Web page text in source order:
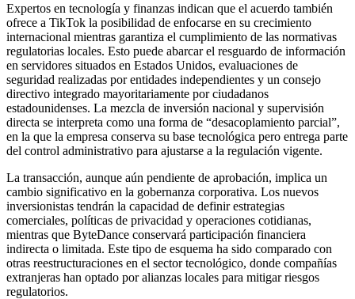
Expertos en tecnología y finanzas indican que el acuerdo también
ofrece a TikTok la posibilidad de enfocarse en su crecimiento
internacional mientras garantiza el cumplimiento de las normativas
regulatorias locales. Esto puede abarcar el resguardo de información
en servidores situados en Estados Unidos, evaluaciones de
seguridad realizadas por entidades independientes y un consejo
directivo integrado mayoritariamente por ciudadanos
estadounidenses. La mezcla de inversión nacional y supervisión
directa se interpreta como una forma de “desacoplamiento parcial”,
en la que la empresa conserva su base tecnológica pero entrega parte
del control administrativo para ajustarse a la regulación vigente.
La transacción, aunque aún pendiente de aprobación, implica un
cambio significativo en la gobernanza corporativa. Los nuevos
inversionistas tendrán la capacidad de definir estrategias
comerciales, políticas de privacidad y operaciones cotidianas,
mientras que ByteDance conservará participación financiera
indirecta o limitada. Este tipo de esquema ha sido comparado con
otras reestructuraciones en el sector tecnológico, donde compañías
extranjeras han optado por alianzas locales para mitigar riesgos
regulatorios.